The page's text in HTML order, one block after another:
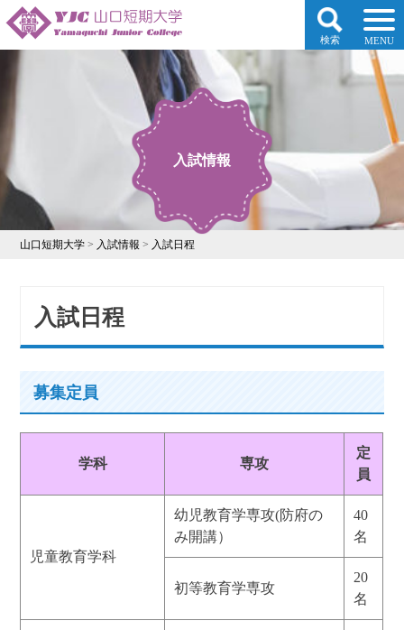
検索 MENU
入試情報
山口短期大学 > 入試情報 > 入試日程
入試日程
募集定員
学科 専攻
定
員
児童教育学科
幼児教育学専攻(防府の
み開講）
40
名
初等教育学専攻
20
名